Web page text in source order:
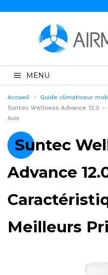
MENU
Accueil
Guide climatiseur
Suntec Wellness Advance 12.0
Avis
Suntec
Advance
Meilleurs